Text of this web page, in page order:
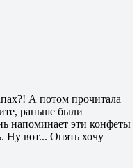
А потом прочитала
раньше были
напоминает эти конфеты
Ну вот... Опять хочу